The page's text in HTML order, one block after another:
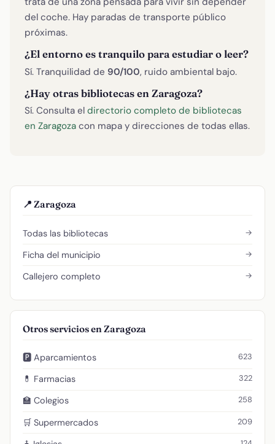
del coche. Hay paradas de transporte público
próximas.
¿El entorno es tranquilo para estudiar o leer?
Sí. Tranquilidad de 90/100, ruido ambiental bajo.
¿Hay otras bibliotecas en Zaragoza?
Sí. Consulta el directorio completo de bibliotecas
en Zaragoza con mapa y direcciones de todas ellas.
📍 Zaragoza
Todas las bibliotecas →
Ficha del municipio →
Callejero completo →
Otros servicios en Zaragoza
🅿️ Aparcamientos 623
💊 Farmacias 322
🏫 Colegios 258
🛒 Supermercados 209